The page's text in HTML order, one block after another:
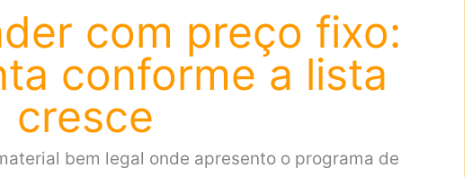
com preço fixo:
conforme a lista
cresce
bem legal onde apresento o programa de